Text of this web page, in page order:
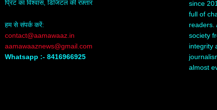
प्रिंट का विश्वास, डिजिटल की रफ़्तार
हम से संपर्क करें:
contact@aamawaaz.in
aamawaaznews@gmail.com
Whatsapp :- 8416966925
since
full of
readers.
society
integrity
almost